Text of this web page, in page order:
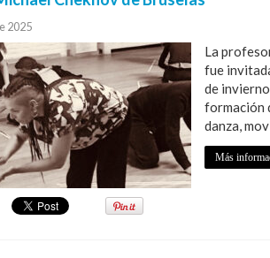
2025
La
fue
de invierno
formación
danza,
Más